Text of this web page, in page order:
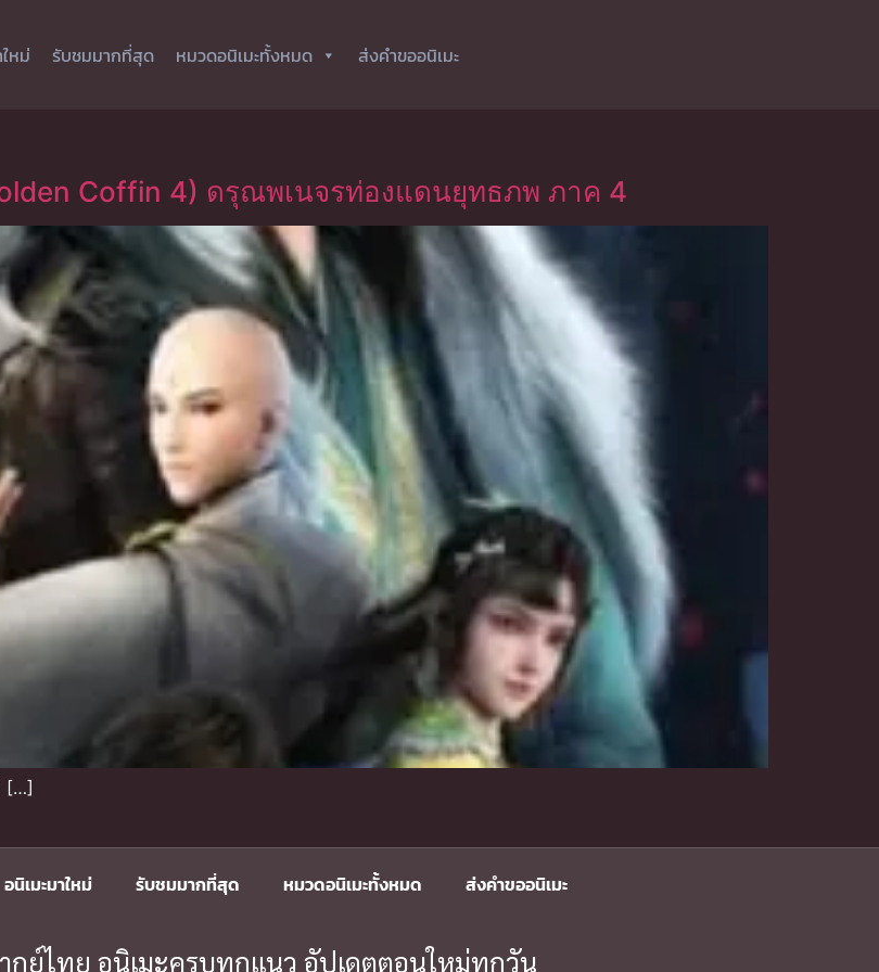
หม่ รับชมมากที่สุด หมวดอนิเมะทั้งหมด ส่งคำขออนิเมะ
Coffin 4) ดรุณพเนจรท่องแดนยุทธภพ ภาค 4
[…]
อนิเมะมาใหม่ รับชมมากที่สุด หมวดอนิเมะทั้งหมด ส่งคำขออนิเมะ
กย์ไทย อนิเมะครบทุกแนว อัปเดตตอนใหม่ทุกวัน